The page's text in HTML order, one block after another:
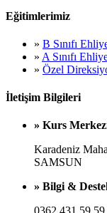
Eğitimlerimiz
» B Sınıfı
» A Sınıfı
» Özel
İletişim Bilgileri
» Kurs
Karadeniz
SAMSUN
» Bilgi &